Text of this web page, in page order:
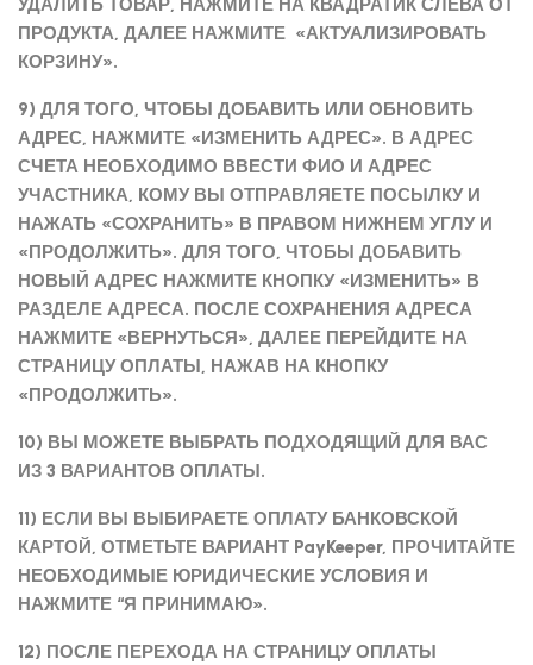
УДАЛИТЬ ТОВАР, НАЖМИТЕ НА КВАДРАТИК СЛЕВА ОТ
ПРОДУКТА, ДАЛЕЕ НАЖМИТЕ «АКТУАЛИЗИРОВАТЬ
КОРЗИНУ».
9) ДЛЯ ТОГО, ЧТОБЫ ДОБАВИТЬ ИЛИ ОБНОВИТЬ
АДРЕС, НАЖМИТЕ «ИЗМЕНИТЬ АДРЕС». В АДРЕС
СЧЕТА НЕОБХОДИМО ВВЕСТИ ФИО И АДРЕС
УЧАСТНИКА, КОМУ ВЫ ОТПРАВЛЯЕТЕ ПОСЫЛКУ И
НАЖАТЬ «СОХРАНИТЬ» В ПРАВОМ НИЖНЕМ УГЛУ И
«ПРОДОЛЖИТЬ». ДЛЯ ТОГО, ЧТОБЫ ДОБАВИТЬ
НОВЫЙ АДРЕС НАЖМИТЕ КНОПКУ «ИЗМЕНИТЬ» В
РАЗДЕЛЕ АДРЕСА. ПОСЛЕ СОХРАНЕНИЯ АДРЕСА
НАЖМИТЕ «ВЕРНУТЬСЯ», ДАЛЕЕ ПЕРЕЙДИТЕ НА
СТРАНИЦУ ОПЛАТЫ, НАЖАВ НА КНОПКУ
«ПРОДОЛЖИТЬ».
10) ВЫ МОЖЕТЕ ВЫБРАТЬ ПОДХОДЯЩИЙ ДЛЯ ВАС
ИЗ 3 ВАРИАНТОВ ОПЛАТЫ.
11) ЕСЛИ ВЫ ВЫБИРАЕТЕ ОПЛАТУ БАНКОВСКОЙ
КАРТОЙ, ОТМЕТЬТЕ ВАРИАНТ PayKeeper, ПРОЧИТАЙТЕ
НЕОБХОДИМЫЕ ЮРИДИЧЕСКИЕ УСЛОВИЯ И
НАЖМИТЕ “Я ПРИНИМАЮ».
12) ПОСЛЕ ПЕРЕХОДА НА СТРАНИЦУ ОПЛАТЫ